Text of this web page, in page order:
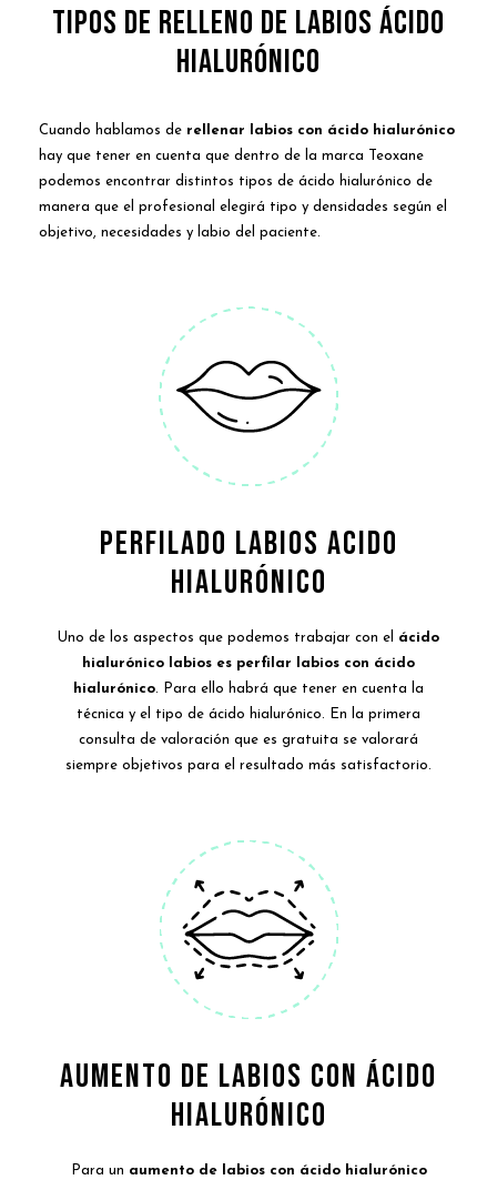
TIPOS DE RELLENO DE LABIOS ÁCIDO
HIALURÓNICO
Cuando hablamos de rellenar labios con ácido hialurónico
hay que tener en cuenta que dentro de la marca Teoxane
podemos encontrar distintos tipos de ácido hialurónico de
manera que el profesional elegirá tipo y densidades según el
objetivo, necesidades y labio del paciente.
PERFILADO LABIOS ACIDO
HIALURÓNICO
Uno de los aspectos que podemos trabajar con el ácido
hialurónico labios es perfilar labios con ácido
hialurónico. Para ello habrá que tener en cuenta la
técnica y el tipo de ácido hialurónico. En la primera
consulta de valoración que es gratuita se valorará
siempre objetivos para el resultado más satisfactorio.
AUMENTO DE LABIOS CON ÁCIDO
HIALURÓNICO
Para un aumento de labios con ácido hialurónico